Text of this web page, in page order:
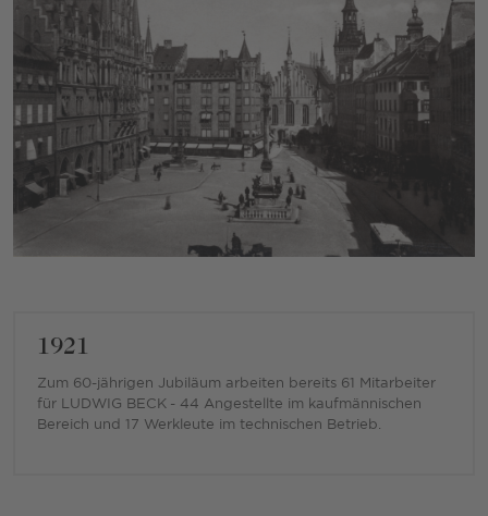
1921
Zum 60-jährigen Jubiläum arbeiten bereits 61 Mitarbeiter
für LUDWIG BECK - 44 Angestellte im kaufmännischen
Bereich und 17 Werkleute im technischen Betrieb.